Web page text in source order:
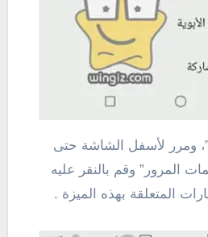
ومرر لأسفل الشاشة حتى
المرور” وقم بالنقر عليه
المتعلقة بهذه الميزة .